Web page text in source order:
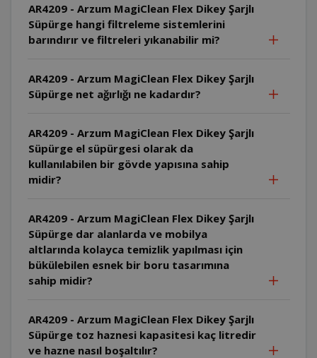
AR4209 - Arzum MagiClean Flex Dikey Şarjlı
Süpürge hangi filtreleme sistemlerini
barındırır ve filtreleri yıkanabilir mi?
AR4209 - Arzum MagiClean Flex Dikey Şarjlı
Süpürge net ağırlığı ne kadardır?
AR4209 - Arzum MagiClean Flex Dikey Şarjlı
Süpürge el süpürgesi olarak da
kullanılabilen bir gövde yapısına sahip
midir?
AR4209 - Arzum MagiClean Flex Dikey Şarjlı
Süpürge dar alanlarda ve mobilya
altlarında kolayca temizlik yapılması için
bükülebilen esnek bir boru tasarımına
sahip midir?
AR4209 - Arzum MagiClean Flex Dikey Şarjlı
Süpürge toz haznesi kapasitesi kaç litredir
ve hazne nasıl boşaltılır?